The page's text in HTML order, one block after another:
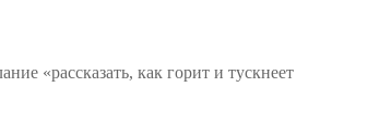
«рассказать, как горит и тускнеет